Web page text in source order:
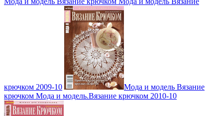
крючком 2009-10
Мода и модель Вязание
крючком Мода и модель.Вязание крючком 2010-10